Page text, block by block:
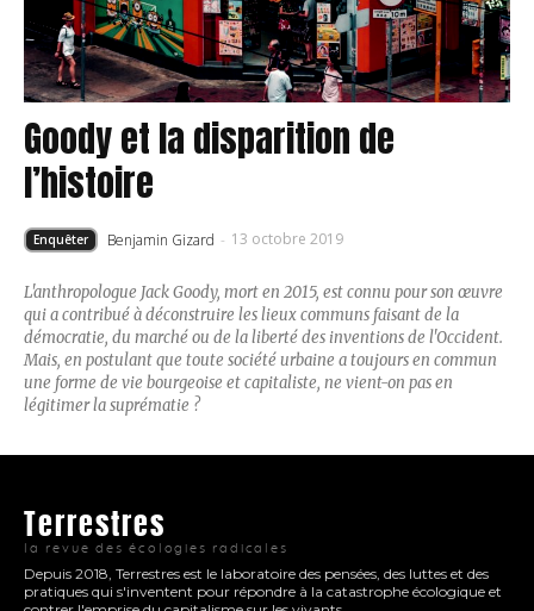
Goody et la disparition de
l’histoire
Enquêter Benjamin Gizard - 13 octobre 2019
L'anthropologue Jack Goody, mort en 2015, est connu pour son œuvre
qui a contribué à déconstruire les lieux communs faisant de la
démocratie, du marché ou de la liberté des inventions de l'Occident.
Mais, en postulant que toute société urbaine a toujours en commun
une forme de vie bourgeoise et capitaliste, ne vient-on pas en
légitimer la suprématie ?
Terrestres
la revue des écologies radicales
Depuis 2018, Terrestres est le laboratoire des pensées, des luttes et des
pratiques qui s'inventent pour répondre à la catastrophe écologique et